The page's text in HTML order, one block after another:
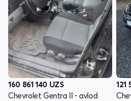
160 861 140 UZS
Chevrolet Gentra II - avlod
121